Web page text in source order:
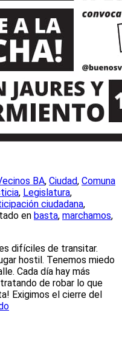
BA, Ciudad, Comuna
, Legislatura,
ciudadana,
en basta, marchamos,
difíciles de transitar.
hostil. Tenemos miedo
Cada día hay más
de robar lo que
Exigimos el cierre del